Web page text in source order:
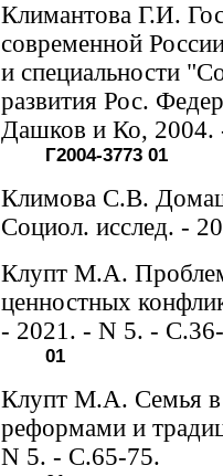
Климантова Г.И.
современной
и специальности
развития Рос.
Дашков и Ко, 2004.
Г2004-3773 01
Климова С.В.
Социол. исслед. -
Клупт М.А.
ценностных
- 2021. - N 5. -
01
Клупт М.А. Семья в
реформами и
N 5. - С.65-75.